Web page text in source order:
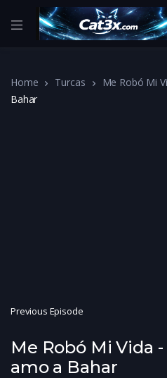
Home Turcas Me Robó Mi
Bahar
Previous Episode
Me Robó Mi Vida -
amo a Bahar